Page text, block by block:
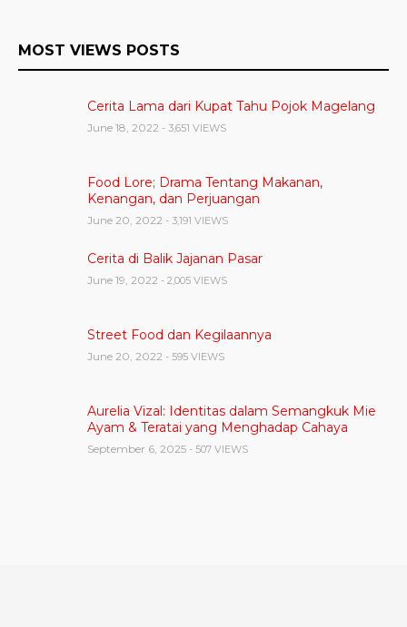
MOST VIEWS POSTS
Cerita Lama dari Kupat Tahu Pojok Magelang
June 18, 2022 - 3,651 VIEWS
Food Lore; Drama Tentang Makanan,
Kenangan, dan Perjuangan
June 20, 2022 - 3,191 VIEWS
Cerita di Balik Jajanan Pasar
June 19, 2022 - 2,005 VIEWS
Street Food dan Kegilaannya
June 20, 2022 - 595 VIEWS
Aurelia Vizal: Identitas dalam Semangkuk Mie
Ayam & Teratai yang Menghadap Cahaya
September 6, 2025 - 507 VIEWS